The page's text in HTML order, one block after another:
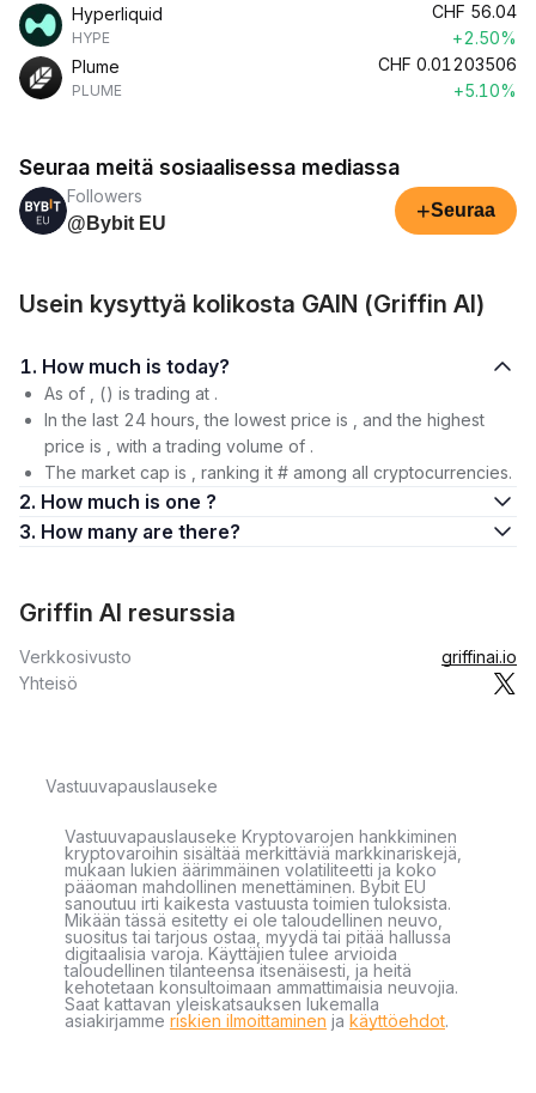
Hyperliquid
HYPE
CHF 56.04
+2.50%
Plume
PLUME
CHF 0.01203506
+5.10%
Seuraa meitä sosiaalisessa mediassa
Followers
@Bybit EU
+Seuraa
Usein kysyttyä kolikosta GAIN (Griffin AI)
1. How much is today?
As of , () is trading at .
In the last 24 hours, the lowest price is , and the highest
price is , with a trading volume of .
The market cap is , ranking it # among all cryptocurrencies.
2. How much is one ?
3. How many are there?
Griffin AI resurssia
Verkkosivusto
griffinai.io
Yhteisö
Vastuuvapauslauseke
Vastuuvapauslauseke Kryptovarojen hankkiminen
kryptovaroihin sisältää merkittäviä markkinariskejä,
mukaan lukien äärimmäinen volatiliteetti ja koko
pääoman mahdollinen menettäminen. Bybit EU
sanoutuu irti kaikesta vastuusta toimien tuloksista.
Mikään tässä esitetty ei ole taloudellinen neuvo,
suositus tai tarjous ostaa, myydä tai pitää hallussa
digitaalisia varoja. Käyttäjien tulee arvioida
taloudellinen tilanteensa itsenäisesti, ja heitä
kehotetaan konsultoimaan ammattimaisia neuvojia.
Saat kattavan yleiskatsauksen lukemalla
asiakirjamme riskien ilmoittaminen ja käyttöehdot.